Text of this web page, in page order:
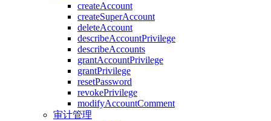
createAccount
createSuperAccount
deleteAccount
describeAccountPrivilege
describeAccounts
grantAccountPrivilege
grantPrivilege
resetPassword
revokePrivilege
modifyAccountComment
审计管理